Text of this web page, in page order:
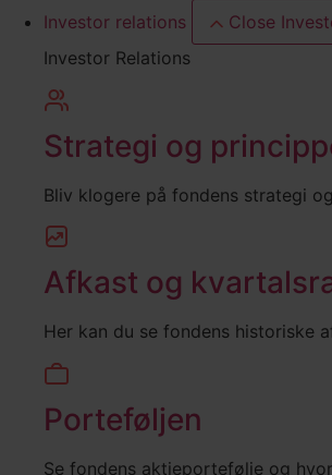
Investor relations Close
Investor Relations
Strategi og
Bliv klogere på fondens strategi
Afkast og
Her kan du se fondens historiske
Porteføljen
Se fondens aktieportefølje og